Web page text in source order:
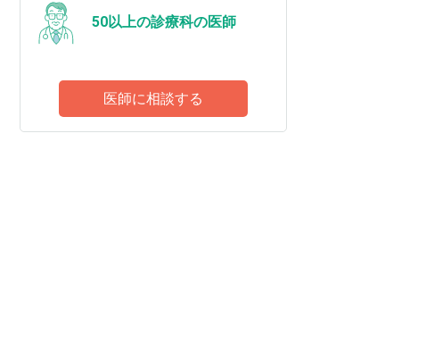
50以上の診療科の医師
医師に相談する